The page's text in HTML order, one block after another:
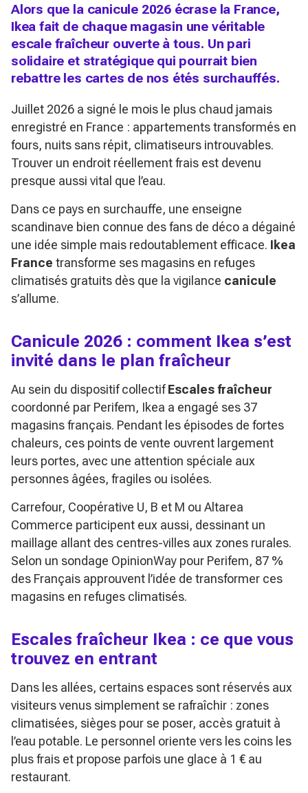
Alors que la canicule 2026 écrase la France,
Ikea fait de chaque magasin une véritable
escale fraîcheur ouverte à tous. Un pari
solidaire et stratégique qui pourrait bien
rebattre les cartes de nos étés surchauffés.
Juillet 2026 a signé le mois le plus chaud jamais
enregistré en France : appartements transformés en
fours, nuits sans répit, climatiseurs introuvables.
Trouver un endroit réellement frais est devenu
presque aussi vital que l’eau.
Dans ce pays en surchauffe, une enseigne
scandinave bien connue des fans de déco a dégainé
une idée simple mais redoutablement efficace. Ikea
France transforme ses magasins en refuges
climatisés gratuits dès que la vigilance canicule
s’allume.
Canicule 2026 : comment Ikea s’est
invité dans le plan fraîcheur
Au sein du dispositif collectifEscales fraîcheur
coordonné par Perifem, Ikea a engagé ses 37
magasins français. Pendant les épisodes de fortes
chaleurs, ces points de vente ouvrent largement
leurs portes, avec une attention spéciale aux
personnes âgées, fragiles ou isolées.
Carrefour, Coopérative U, B et M ou Altarea
Commerce participent eux aussi, dessinant un
maillage allant des centres-villes aux zones rurales.
Selon un sondage OpinionWay pour Perifem, 87 %
des Français approuvent l’idée de transformer ces
magasins en refuges climatisés.
Escales fraîcheur Ikea : ce que vous
trouvez en entrant
Dans les allées, certains espaces sont réservés aux
visiteurs venus simplement se rafraîchir : zones
climatisées, sièges pour se poser, accès gratuit à
l’eau potable. Le personnel oriente vers les coins les
plus frais et propose parfois une glace à 1 € au
restaurant.